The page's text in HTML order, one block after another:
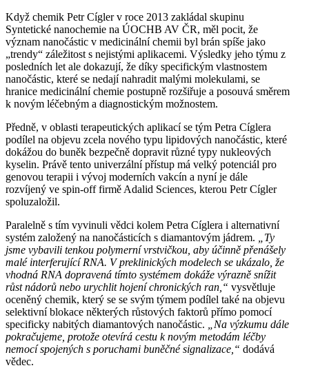
Když chemik Petr Cígler v roce 2013 zakládal skupinu
Syntetické nanochemie na ÚOCHB AV ČR, měl pocit, že
význam nanočástic v medicinální chemii byl brán spíše jako
„trendy“ záležitost s nejistými aplikacemi. Výsledky jeho týmu z
posledních let ale dokazují, že díky specifickým vlastnostem
nanočástic, které se nedají nahradit malými molekulami, se
hranice medicinální chemie postupně rozšiřuje a posouvá směrem
k novým léčebným a diagnostickým možnostem.
Předně, v oblasti terapeutických aplikací se tým Petra Cíglera
podílel na objevu zcela nového typu lipidových nanočástic, které
dokážou do buněk bezpečně dopravit různé typy nukleových
kyselin. Právě tento univerzální přístup má velký potenciál pro
genovou terapii i vývoj moderních vakcín a nyní je dále
rozvíjený ve spin-off firmě Adalid Sciences, kterou Petr Cígler
spoluzaložil.
Paralelně s tím vyvinuli vědci kolem Petra Cíglera i alternativní
systém založený na nanočásticích s diamantovým jádrem.
„Ty
jsme vybavili tenkou polymerní vrstvičkou, aby účinně přenášely
malé interferující RNA. V preklinických modelech se ukázalo, že
vhodná RNA dopravená tímto systémem dokáže výrazně snížit
růst nádorů nebo urychlit hojení chronických ran,“ vysvětluje
oceněný chemik, který se se svým týmem podílel také na objevu
selektivní blokace některých růstových faktorů přímo pomocí
specificky nabitých diamantových nanočástic.
„Na výzkumu dále
pokračujeme, protože otevírá cestu k novým metodám léčby
nemocí spojených s poruchami buněčné signalizace,“ dodává
vědec.